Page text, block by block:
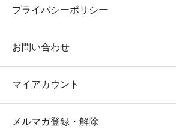
プライバシーポリシー
お問い合わせ
マイアカウント
メルマガ登録・解除